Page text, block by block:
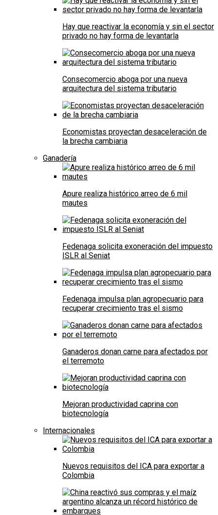
Hay que reactivar la economía y sin el sector
privado no hay forma de levantarla
Consecomercio aboga por una nueva
arquitectura del sistema tributario
Economistas proyectan desaceleración de
la brecha cambiaria
Ganadería
Apure realiza histórico arreo de 6 mil
mautes
Fedenaga solicita exoneración del impuesto
ISLR al Seniat
Fedenaga impulsa plan agropecuario para
recuperar crecimiento tras el sismo
Ganaderos donan carne para afectados por
el terremoto
Mejoran productividad caprina con
biotecnología
Internacionales
Nuevos requisitos del ICA para exportar a
Colombia